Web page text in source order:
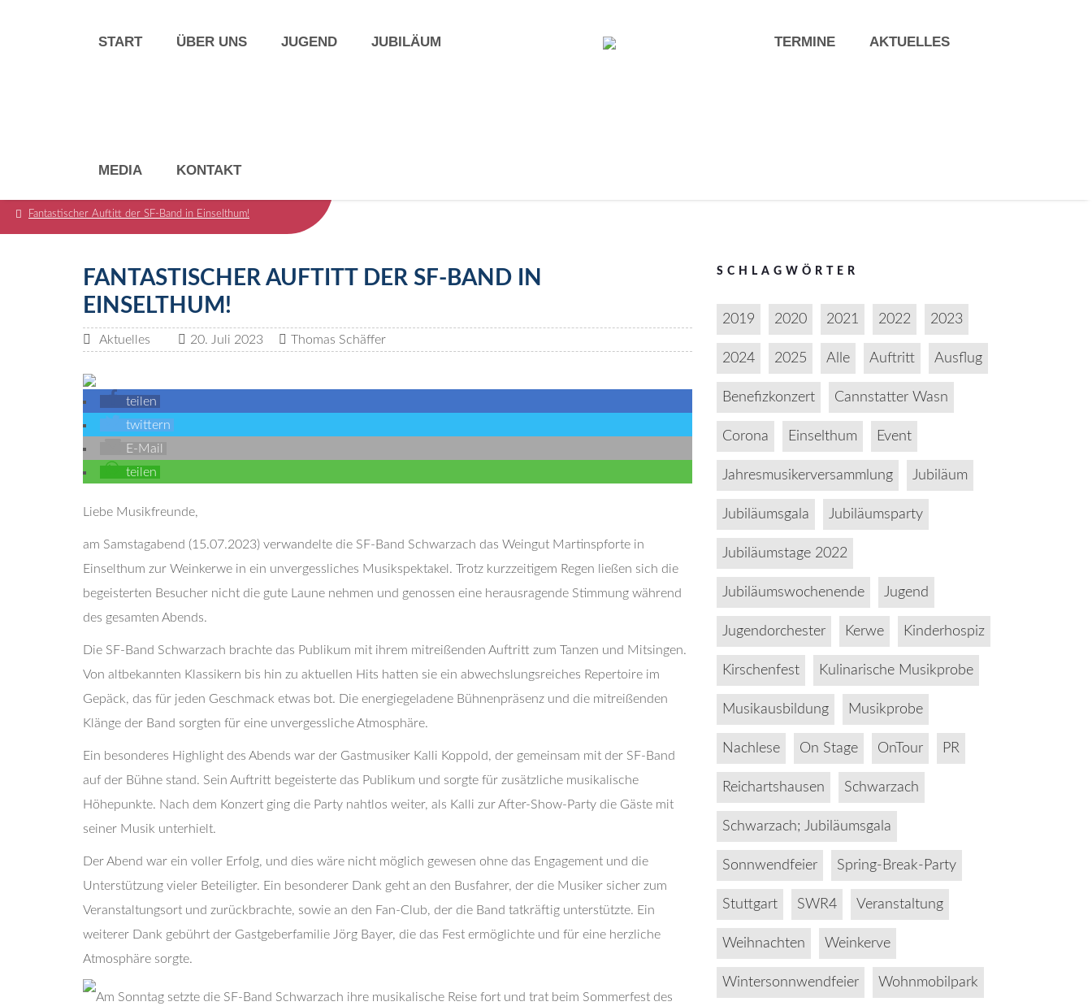
START ÜBER UNS JUGEND JUBILÄUM TERMINE AKTUELLES
MEDIA KONTAKT
Fantastischer Auftitt der SF-Band in Einselthum!
FANTASTISCHER AUFTITT DER SF-BAND IN
EINSELTHUM!
Aktuelles 20. Juli 2023 Thomas Schäffer
teilen
twittern
E-Mail
teilen
Liebe Musikfreunde,
am Samstagabend (15.07.2023) verwandelte die SF-Band Schwarzach das Weingut Martinspforte in
Einselthum zur Weinkerwe in ein unvergessliches Musikspektakel. Trotz kurzzeitigem Regen ließen sich die
begeisterten Besucher nicht die gute Laune nehmen und genossen eine herausragende Stimmung während
des gesamten Abends.
Die SF-Band Schwarzach brachte das Publikum mit ihrem mitreißenden Auftritt zum Tanzen und Mitsingen.
Von altbekannten Klassikern bis hin zu aktuellen Hits hatten sie ein abwechslungsreiches Repertoire im
Gepäck, das für jeden Geschmack etwas bot. Die energiegeladene Bühnenpräsenz und die mitreißenden
Klänge der Band sorgten für eine unvergessliche Atmosphäre.
Ein besonderes Highlight des Abends war der Gastmusiker Kalli Koppold, der gemeinsam mit der SF-Band
auf der Bühne stand. Sein Auftritt begeisterte das Publikum und sorgte für zusätzliche musikalische
Höhepunkte. Nach dem Konzert ging die Party nahtlos weiter, als Kalli zur After-Show-Party die Gäste mit
seiner Musik unterhielt.
Der Abend war ein voller Erfolg, und dies wäre nicht möglich gewesen ohne das Engagement und die
Unterstützung vieler Beteiligter. Ein besonderer Dank geht an den Busfahrer, der die Musiker sicher zum
Veranstaltungsort und zurückbrachte, sowie an den Fan-Club, der die Band tatkräftig unterstützte. Ein
weiterer Dank gebührt der Gastgeberfamilie Jörg Bayer, die das Fest ermöglichte und für eine herzliche
Atmosphäre sorgte.
Am Sonntag setzte die SF-Band Schwarzach ihre musikalische Reise fort und trat beim Sommerfest des
SCHLAGWÖRTER
2019 2020 2021 2022 2023
2024 2025 Alle Auftritt Ausflug
Benefizkonzert Cannstatter Wasn
Corona Einselthum Event
Jahresmusikerversammlung Jubiläum
Jubiläumsgala Jubiläumsparty
Jubiläumstage 2022
Jubiläumswochenende Jugend
Jugendorchester Kerwe Kinderhospiz
Kirschenfest Kulinarische Musikprobe
Musikausbildung Musikprobe
Nachlese On Stage OnTour PR
Reichartshausen Schwarzach
Schwarzach; Jubiläumsgala
Sonnwendfeier Spring-Break-Party
Stuttgart SWR4 Veranstaltung
Weihnachten Weinkerve
Wintersonnwendfeier Wohnmobilpark